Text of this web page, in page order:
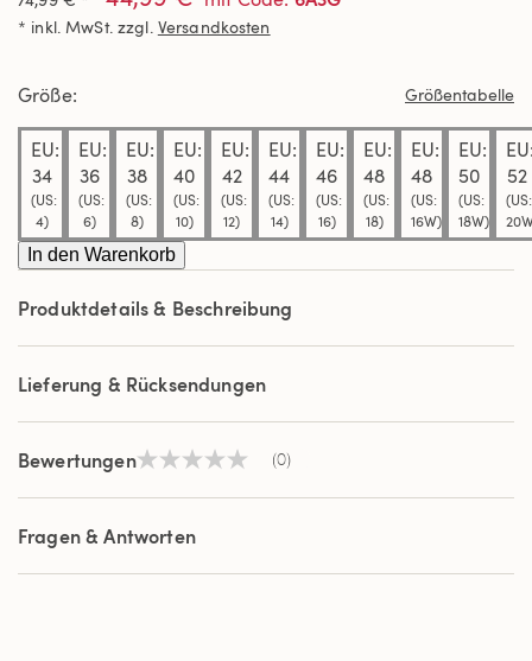
Link
auf
* inkl. MwSt. zzgl. Versandkosten
Größe Größentabelle
EU:
34
(US:
4)
EU:
36
(US:
6)
EU:
38
(US:
8)
EU:
40
(US:
10)
EU:
42
(US:
12)
EU:
44
(US:
14)
EU:
46
(US:
16)
EU:
48
(US:
18)
EU:
48
(US:
16W)
EU:
50
(US:
18W)
52
(US:
In den Warenkorb
Produktdetails & Beschreibung
Lieferung & Rücksendungen
BewertungenKein
Link
derselben
(0)
Fragen & Antworten